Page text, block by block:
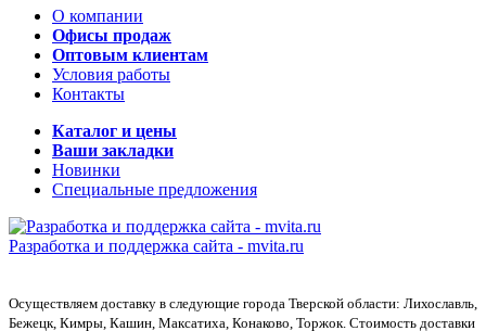
О компании
Офисы продаж
Оптовым клиентам
Условия работы
Контакты
Каталог и цены
Ваши закладки
Новинки
Специальные предложения
Разработка и поддержка сайта - mvita.ru
Осуществляем доставку в следующие города Тверской области: Лихославль,
Бежецк, Кимры, Кашин, Максатиха, Конаково, Торжок. Стоимость доставки